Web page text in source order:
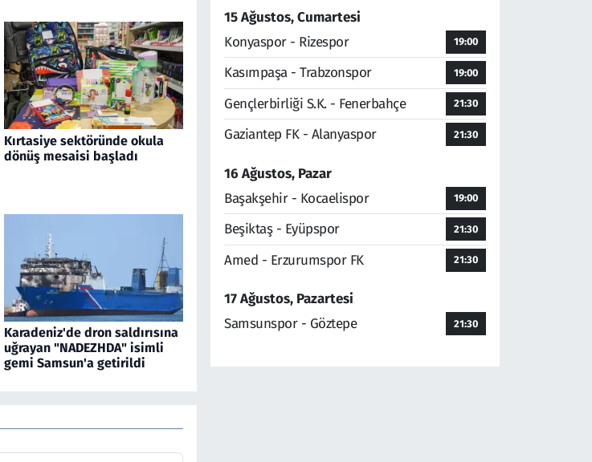
Kırtasiye sektöründe okula
dönüş mesaisi başladı
Karadeniz'de dron saldırısına
uğrayan "NADEZHDA" isimli
gemi Samsun'a getirildi
15 Ağustos, Cumartesi
Konyaspor - Rizespor
19:00
Kasımpaşa - Trabzonspor 19:00
Gençlerbirliği S.K. - Fenerbahçe 21:30
Gaziantep FK - Alanyaspor 21:30
16 Ağustos, Pazar
Başakşehir - Kocaelispor
19:00
Beşiktaş - Eyüpspor 21:30
Amed - Erzurumspor FK 21:30
17 Ağustos, Pazartesi
Samsunspor - Göztepe
21:30